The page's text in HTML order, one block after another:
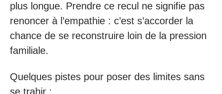
plus longue. Prendre ce recul ne signifie pas
renoncer à l’empathie : c’est s’accorder la
chance de se reconstruire loin de la pression
familiale.
Quelques pistes pour poser des limites sans
se trahir :